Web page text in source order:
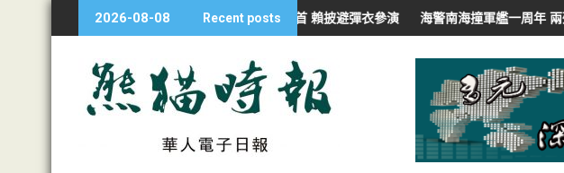
k
2026-08-08 Recent posts
漢光夜練防斬首 賴披避彈衣參演 海警南海撞軍艦一周年 兩殉職武警身分曝光